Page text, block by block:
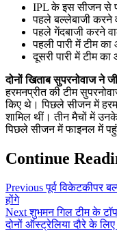
IPL के इस सीजन से
पहले बल्लेबाजी करने
पहले गेंदबाजी करने
पहली पारी में टीम
दूसरी पारी में टीम
दोनों खिताब सुपरनोवाज ने
हरमनप्रीत की टीम
किए थे। पिछले सीजन में
शामिल थीं। तीन मैचों में
पिछले सीजन में फाइनल में
Continue
Previousपूर्व विकेटकीपर
होंगे
Nextशुभमन गिल टीम के
दोनों ऑस्ट्रेलिया दौरे के लिए